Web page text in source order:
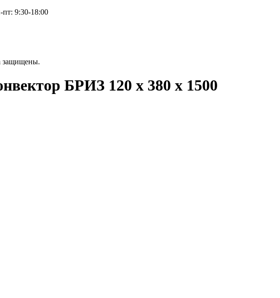
пт: 9:30-18:00
защищены.
БРИЗ 120 х 380 х 1500